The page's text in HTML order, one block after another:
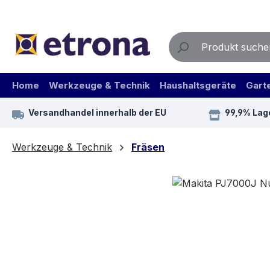
Home Werkzeuge & Technik Haushaltsgeräte
Versandhandel innerhalb der EU 99,9%
Werkzeuge & Technik Fräsen